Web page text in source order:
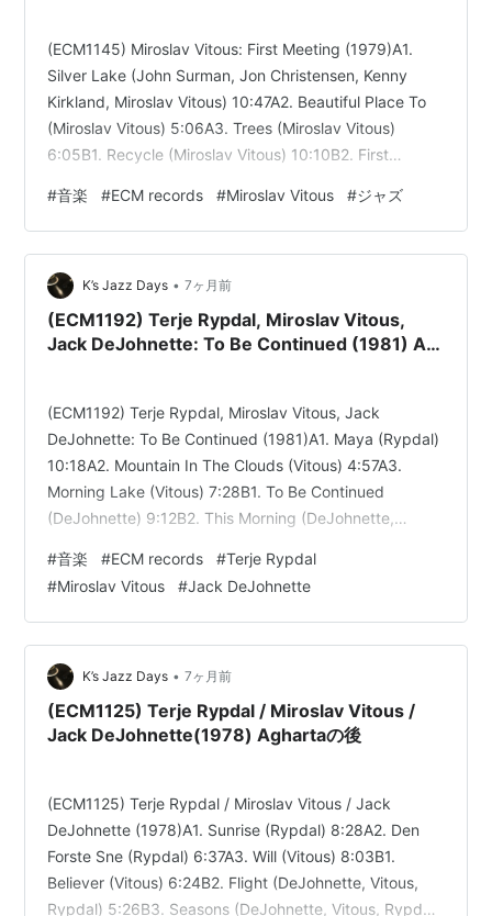
(ECM1145) Miroslav Vitous: First Meeting (1979)A1.
Silver Lake (John Surman, Jon Christensen, Kenny
Kirkland, Miroslav Vitous) 10:47A2. Beautiful Place To
(Miroslav Vitous) 5:06A3. Trees (Miroslav Vitous)
6:05B1. Recycle (Miroslav Vitous) 10:10B2. First
#音楽 #ECM records #Miroslav Vitous #ジャズ
K’s Jazz Days • 7ヶ月前
(ECM1192) Terje Rypdal, Miroslav Vitous,
Jack DeJohnette: To Be Continued (1981) A面
(ECM1192) Terje Rypdal, Miroslav Vitous, Jack
DeJohnette: To Be Continued (1981)A1. Maya (Rypdal)
10:18A2. Mountain In The Clouds (Vitous) 4:57A3.
Morning Lake (Vitous) 7:28B1. To Be Continued
(DeJohnette) 9:12B2. This Morning (DeJohnette,
(Rypdal) 3:…
#音楽 #ECM records #Terje Rypdal
#Miroslav Vitous #Jack DeJohnette
K’s Jazz Days • 7ヶ月前
(ECM1125) Terje Rypdal / Miroslav Vitous /
Jack DeJohnette(1978) Aghartaの後
(ECM1125) Terje Rypdal / Miroslav Vitous / Jack
DeJohnette (1978)A1. Sunrise (Rypdal) 8:28A2. Den
Forste Sne (Rypdal) 6:37A3. Will (Vitous) 8:03B1.
Believer (Vitous) 6:24B2. Flight (DeJohnette, Vitous,
Rypdal) 5:26B3. Seasons (DeJohnette, Vitous, Rypdal)